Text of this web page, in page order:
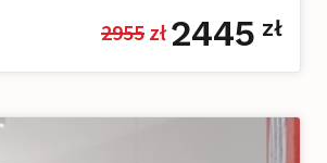
2955 zł 2445 zł